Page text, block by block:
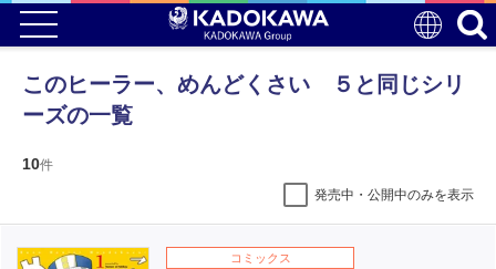
このヒーラー、めんどくさい ５と同じシリ
ーズの一覧
10件
発売中・公開中のみを表示
コミックス